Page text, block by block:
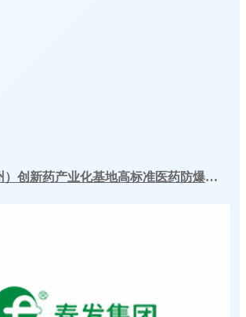
贝达药业（嵊州）创新药产业化基地高标准医药防爆冷库建造工程案例